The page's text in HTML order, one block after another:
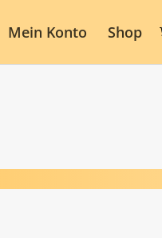
Mein Konto Shop